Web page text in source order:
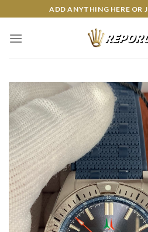
to
content
ADD ANYTHING HERE OR